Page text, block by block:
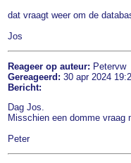
dat vraagt weer om de
Jos
Reageer op auteur: Petervw
Gereageerd: 30 apr 2024
Bericht:
Dag Jos.
Misschien een domme vraag
Peter